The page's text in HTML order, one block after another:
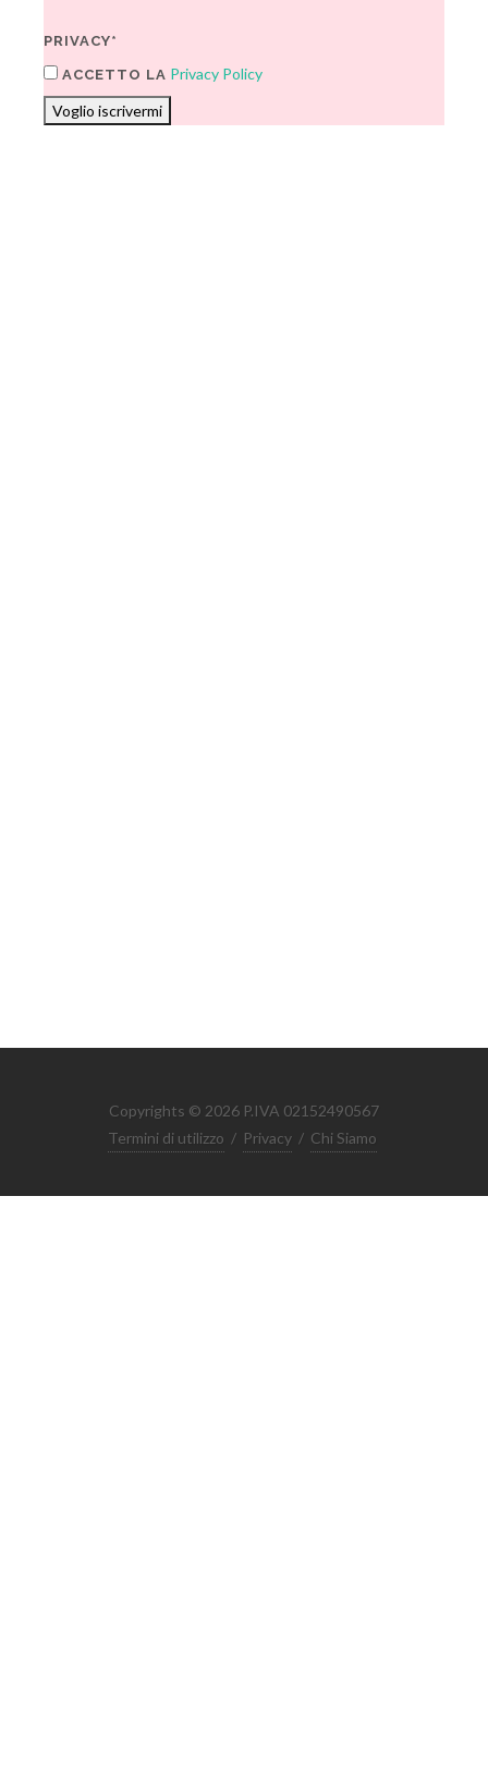
PRIVACY*
ACCETTO LA Privacy Policy
Voglio iscrivermi
Copyrights © 2026 P.IVA 02152490567
Termini di utilizzo / Privacy / Chi Siamo